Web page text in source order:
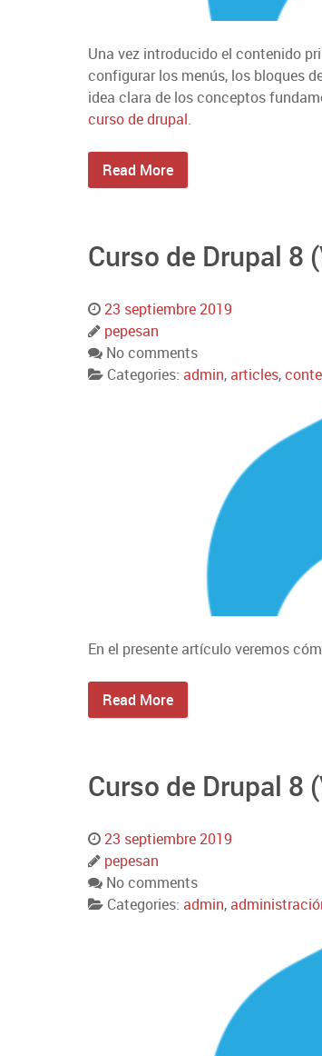
Una vez introducido el contenido
configurar los menús, los bloques
idea clara de los conceptos
curso de drupal.
Read More
Curso de Drupal 8
23 septiembre 2019
pepesan
No comments
Categories: admin,articles,
En el presente artículo veremos
Read More
Curso de Drupal 8
23 septiembre 2019
pepesan
No comments
Categories: admin,